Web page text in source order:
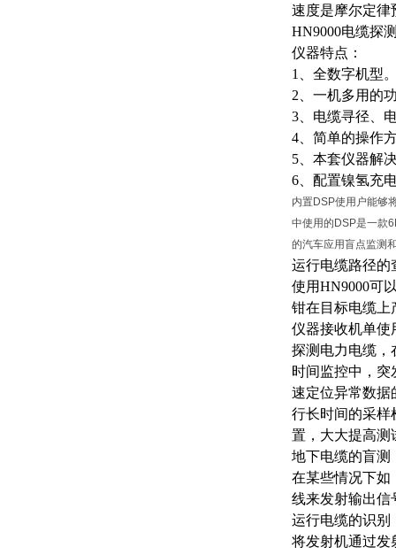
速度是摩尔定律
HN9000电缆探
仪器特点：
1、全数字机型
2、一机多用的
3、电缆寻径、
4、简单的操作
5、本套仪器解
6、配置镍氢充
内置DSP使用户能够
中使用的DSP是一款
的汽车应用盲点监测
运行电缆路径的
使用HN9000可
钳在目标电缆上
仪器接收机单使
探测电力电缆，
时间监控中，
速定位异常数据
行长时间的采样
置，大大提高测
地下电缆的盲测
在某些情况下如
线来发射输出信
运行电缆的识别
将发射机通过发